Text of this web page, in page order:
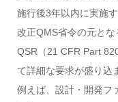
施行後3年以内に実施
改正QMS省令の元と
QSR（21 CFR Part
て詳細な要求が盛り込
例えば、設計・開発フ